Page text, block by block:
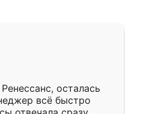
осталась
всё быстро